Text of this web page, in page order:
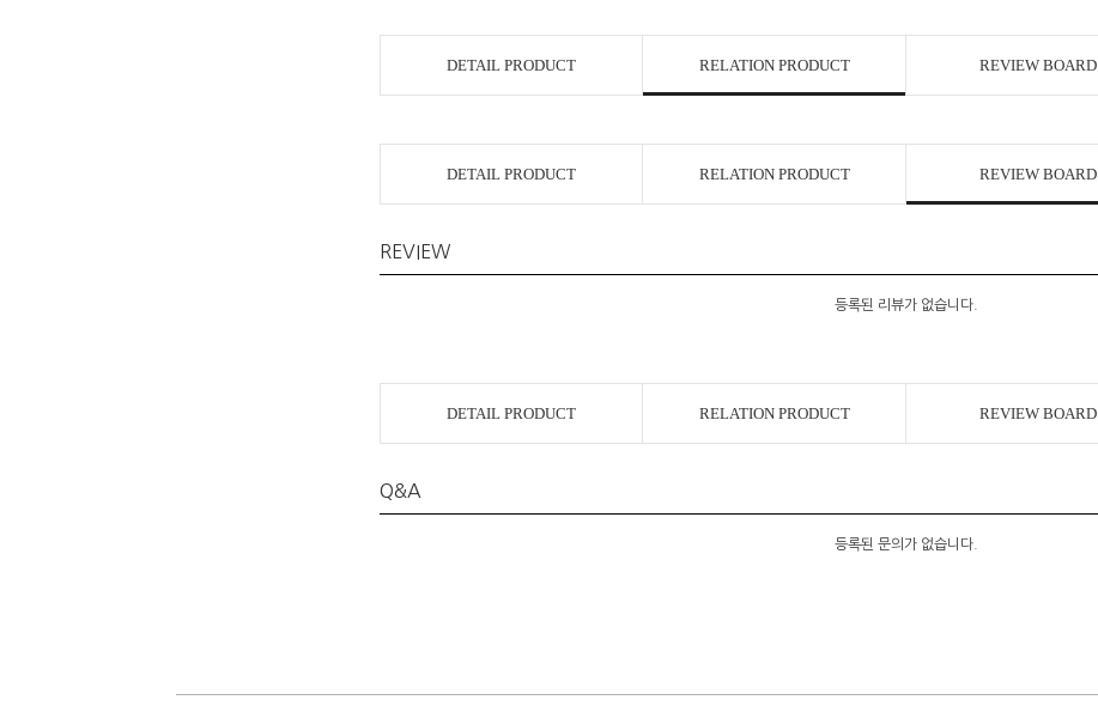
DETAIL PRODUCT RELATION PRODUCT REVIEW BOARD
DETAIL PRODUCT RELATION PRODUCT REVIEW BOARD
REVIEW
등록된 리뷰가 없습니다.
DETAIL PRODUCT RELATION PRODUCT REVIEW BOARD
Q&A
등록된 문의가 없습니다.